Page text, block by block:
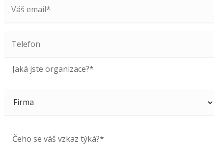
Jaká jste organizace?*
Čeho se váš vzkaz týká?*